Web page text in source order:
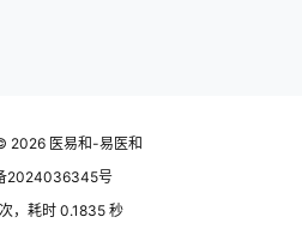
2026 医易和-易医和
2024036345号
，耗时 0.1835 秒